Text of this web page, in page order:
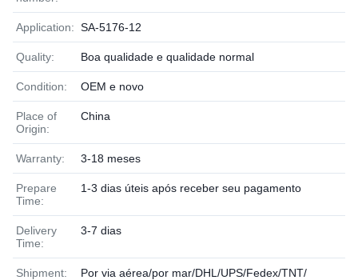
Application: SA-5176-12
Quality: Boa qualidade e qualidade normal
Condition: OEM e novo
Place of
Origin:
China
Warranty: 3-18 meses
Prepare
Time:
1-3 dias úteis após receber seu pagamento
Delivery
Time:
3-7 dias
Shipment: Por via aérea/por mar/DHL/UPS/Fedex/TNT/